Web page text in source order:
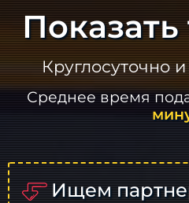
Круглосуточно
Среднее время
Ищем